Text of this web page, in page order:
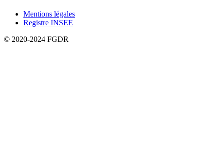
Mentions légales
Registre INSEE
© 2020-2024 FGDR